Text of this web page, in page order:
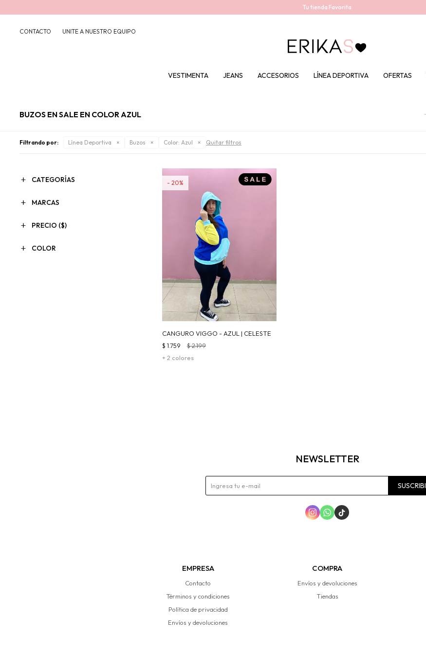
Tu tienda Favorita
VESTIMENTA JEANS ACCESORIOS LÍNEA DEPORTIVA OFERTAS
CONTACTO UNITE A NUESTRO EQUIPO
BUZOS EN SALE EN COLOR AZUL
Filtrando por: Línea Deportiva Buzos Color: Azul Quitar filtros
CANGURO VIGGO - AZUL | CELESTE
+ 2 colores
$ 1.759 $2.199
20
CATEGORÍAS
MARCAS
PRECIO ($)
COLOR
EMPRESA
Contacto
Términos y condiciones
Política de privacidad
Envíos y devoluciones
COMPRA
Envíos y devoluciones
Tiendas
NEWSLETTER
  